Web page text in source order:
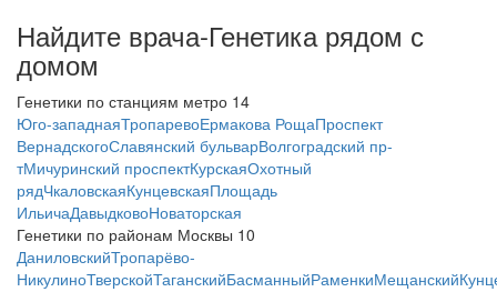
Найдите врача-Генетика рядом с
домом
Генетики по станциям метро 14
Юго-западнаяТропаревоЕрмакова РощаПроспект
ВернадскогоСлавянский бульварВолгоградский пр-
тМичуринский проспектКурскаяОхотный
рядЧкаловскаяКунцевскаяПлощадь
ИльичаДавыдковоНоваторская
Генетики по районам Москвы 10
ДаниловскийТропарёво-
НикулиноТверскойТаганскийБасманныйРаменкиМещанский